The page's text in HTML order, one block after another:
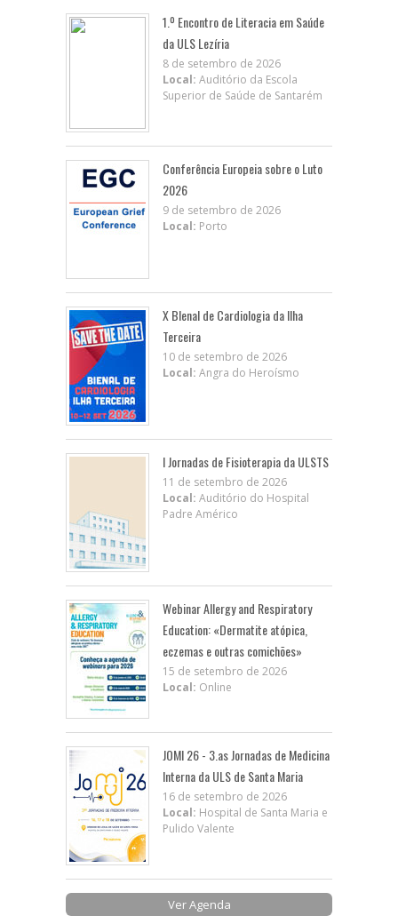
1.º Encontro de Literacia em Saúde
da ULS Lezíria
8 de setembro de 2026
Local: Auditório da Escola
Superior de Saúde de Santarém
Conferência Europeia sobre o Luto
2026
9 de setembro de 2026
Local: Porto
X BIenal de Cardiologia da Ilha
Terceira
10 de setembro de 2026
Local: Angra do Heroísmo
I Jornadas de Fisioterapia da ULSTS
11 de setembro de 2026
Local: Auditório do Hospital
Padre Américo
Webinar Allergy and Respiratory
Education: «Dermatite atópica,
eczemas e outras comichões»
15 de setembro de 2026
Local: Online
JOMI 26 - 3.as Jornadas de Medicina
Interna da ULS de Santa Maria
16 de setembro de 2026
Local: Hospital de Santa Maria e
Pulido Valente
Ver Agenda